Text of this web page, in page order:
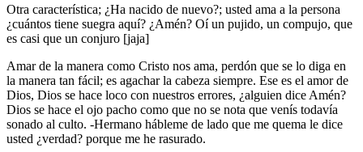
Otra característica; ¿Ha nacido de nuevo?; usted ama a la persona
¿cuántos tiene suegra aquí? ¿Amén? Oí un pujido, un compujo, que
es casi que un conjuro [jaja]
Amar de la manera como Cristo nos ama, perdón que se lo diga en
la manera tan fácil; es agachar la cabeza siempre. Ese es el amor de
Dios, Dios se hace loco con nuestros errores, ¿alguien dice Amén?
Dios se hace el ojo pacho como que no se nota que venís todavía
sonado al culto. -Hermano hábleme de lado que me quema le dice
usted ¿verdad? porque me he rasurado.